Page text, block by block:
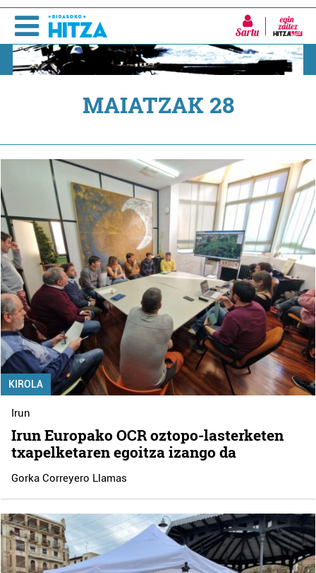
Sartu
MAIATZAK 28
KIROLA
Irun
Irun Europako OCR oztopo-lasterketen
txapelketaren egoitza izango da
Gorka Correyero Llamas